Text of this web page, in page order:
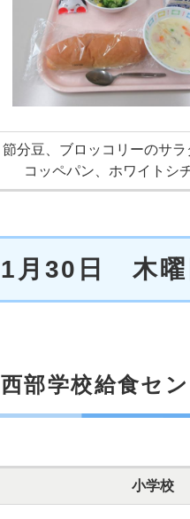
節分豆、ブロッコリーのサラ
コッペパン、ホワイトシ
1月30日 木曜
西部学校給食セ
小学校